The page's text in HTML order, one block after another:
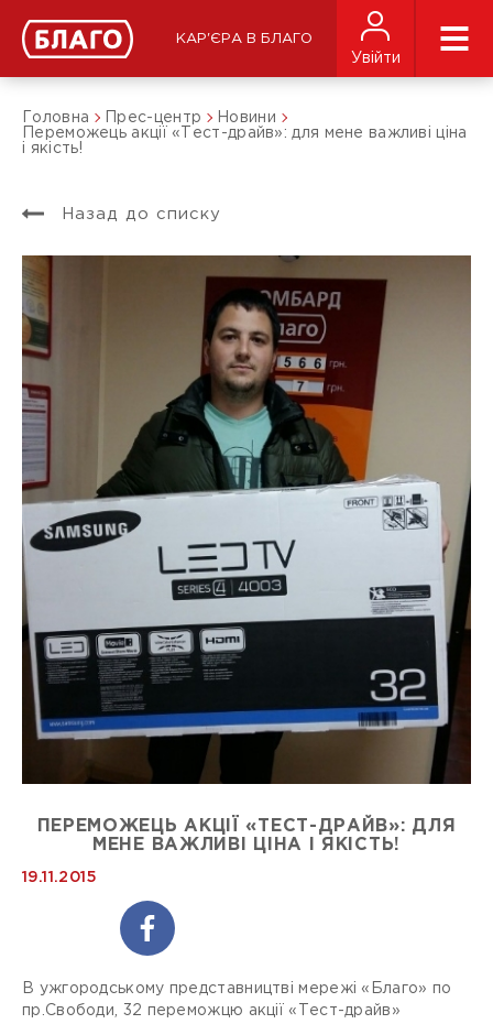
КАР'ЄРА В БЛАГО
Увійти
Головна Прес-центр
Новини
Переможець акції «Тест-драйв»: для мене важливі ціна
і якість!
Назад до списку
ПЕРЕМОЖЕЦЬ АКЦІЇ «ТЕСТ-ДРАЙВ»: ДЛЯ
МЕНЕ ВАЖЛИВІ ЦІНА І ЯКІСТЬ!
19.11.2015
В ужгородському представництві мережі «Благо» по
пр.Свободи, 32 переможцю акції «Тест-драйв»